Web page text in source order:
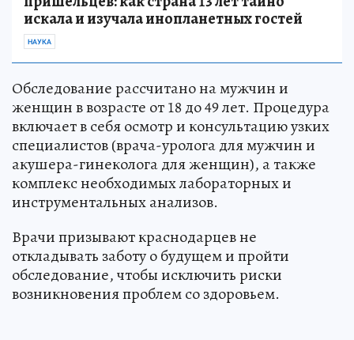
искала и изучала инопланетных гостей
НАУКА
Обследование рассчитано на мужчин и
женщин в возрасте от 18 до 49 лет. Процедура
включает в себя осмотр и консультацию узких
специалистов (врача-уролога для мужчин и
акушера-гинеколога для женщин), а также
комплекс необходимых лабораторных и
инструментальных анализов.
Врачи призывают краснодарцев не
откладывать заботу о будущем и пройти
обследование, чтобы исключить риски
возникновения проблем со здоровьем.